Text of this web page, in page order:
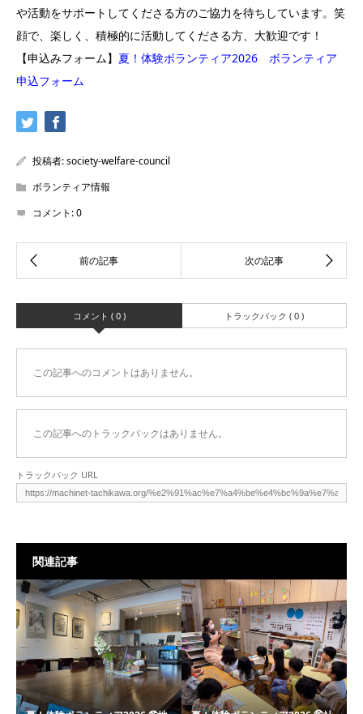
や活動をサポートしてくださる方のご協力を待ちしています。笑
顔で、楽しく、積極的に活動してくださる方、大歓迎です！
【申込みフォーム】 夏！体験ボランティア2026 ボランティア
申込フォーム
投稿者:society-welfare-council
ボランティア情報
コメント:0
コメント ( 0 ) トラックバック ( 0 )
この記事へのコメントはありません。
この記事へのトラックバックはありません。
トラックバック URL
関連記事